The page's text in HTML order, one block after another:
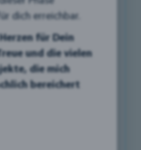
ist für Unternehmen
dich erreichbar.
für Dein
und die vielen
die mich
bereichert